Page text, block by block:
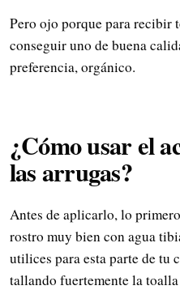
Pero ojo porque para recibir
conseguir uno de buena
preferencia, orgánico.
¿Cómo usar el
las arrugas?
Antes de aplicarlo, lo
rostro muy bien con agua
utilices para esta parte de tu
tallando fuertemente la